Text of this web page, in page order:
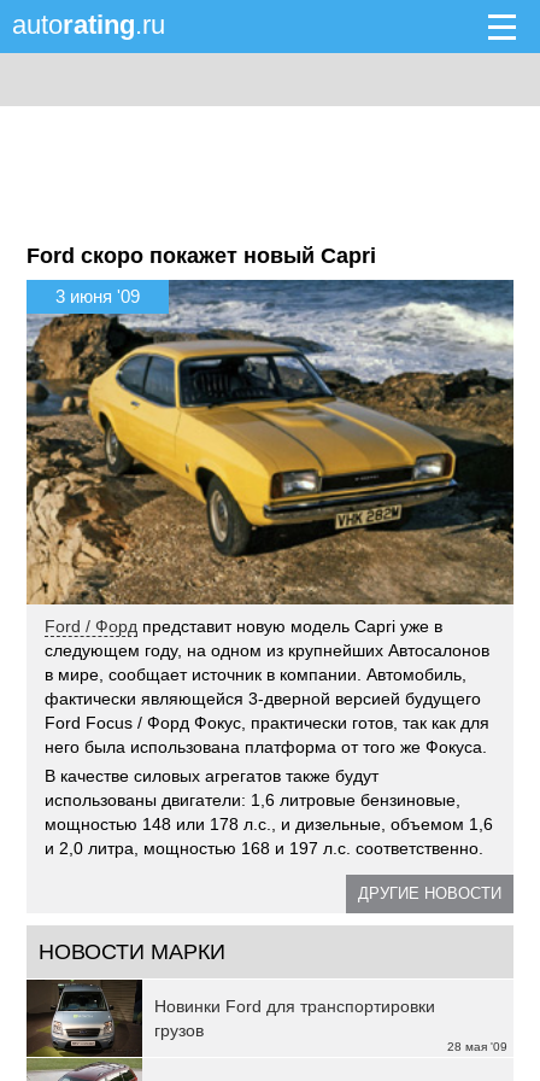
autorating.ru
Ford скоро покажет новый Capri
3 июня '09
Ford / Форд представит новую модель Capri уже в
следующем году, на одном из крупнейших Автосалонов
в мире, сообщает источник в компании. Автомобиль,
фактически являющейся 3-дверной версией будущего
Ford Focus / Форд Фокус, практически готов, так как для
него была использована платформа от того же Фокуса.
В качестве силовых агрегатов также будут
использованы двигатели: 1,6 литровые бензиновые,
мощностью 148 или 178 л.с., и дизельные, объемом 1,6
и 2,0 литра, мощностью 168 и 197 л.с. соответственно.
ДРУГИЕ НОВОСТИ
НОВОСТИ МАРКИ
28 мая '09
Новинки Ford для транспортировки
грузов